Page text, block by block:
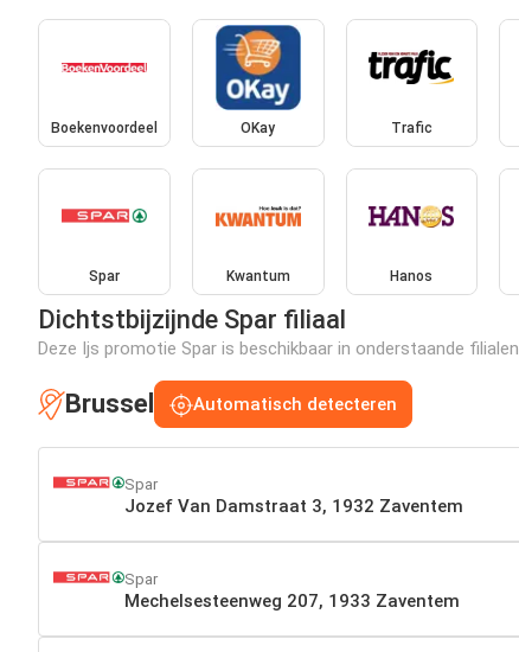
Boekenvoordeel OKay Trafic
Spar Kwantum Hanos
Dichtstbijzijnde Spar filiaal
Deze Ijs promotie Spar is beschikbaar in onderstaande
Brussel Automatisch detecteren
Spar
Jozef Van Damstraat 3, 1932 Zaventem
Spar
Mechelsesteenweg 207, 1933 Zaventem